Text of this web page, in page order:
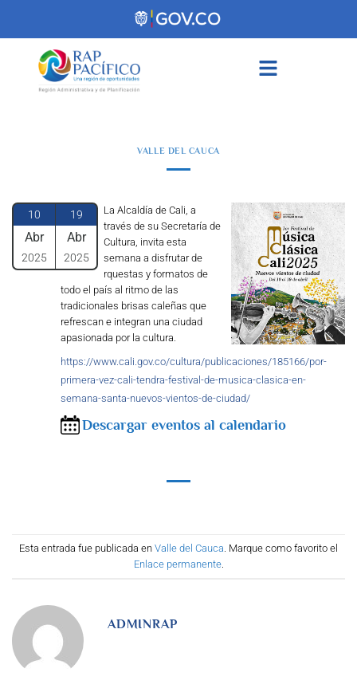
VALLE DEL CAUCA
10
Abr
2025
19
Abr
2025
La Alcaldía de Cali, a
través de su Secretaría de
Cultura, invita esta
semana a disfrutar de
rquestas y formatos de
todo el país al ritmo de las
tradicionales brisas caleñas que
refrescan e integran una ciudad
apasionada por la cultura.
https://www.cali.gov.co/cultura/publicaciones/185166/por-
primera-vez-cali-tendra-festival-de-musica-clasica-en-
semana-santa-nuevos-vientos-de-ciudad/
Descargar eventos al calendario
Esta entrada fue publicada en Valle del Cauca . Marque como favorito el
Enlace permanente.
ADMINRAP